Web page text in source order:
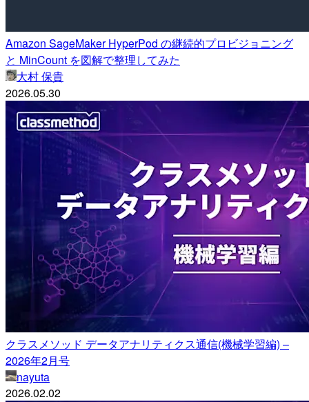
Amazon SageMaker HyperPod の継続的プロビジョニング
と MinCount を図解で整理してみた
大村 保貴
2026.05.30
クラスメソッド データアナリティクス通信(機械学習編) –
2026年2月号
nayuta
2026.02.02